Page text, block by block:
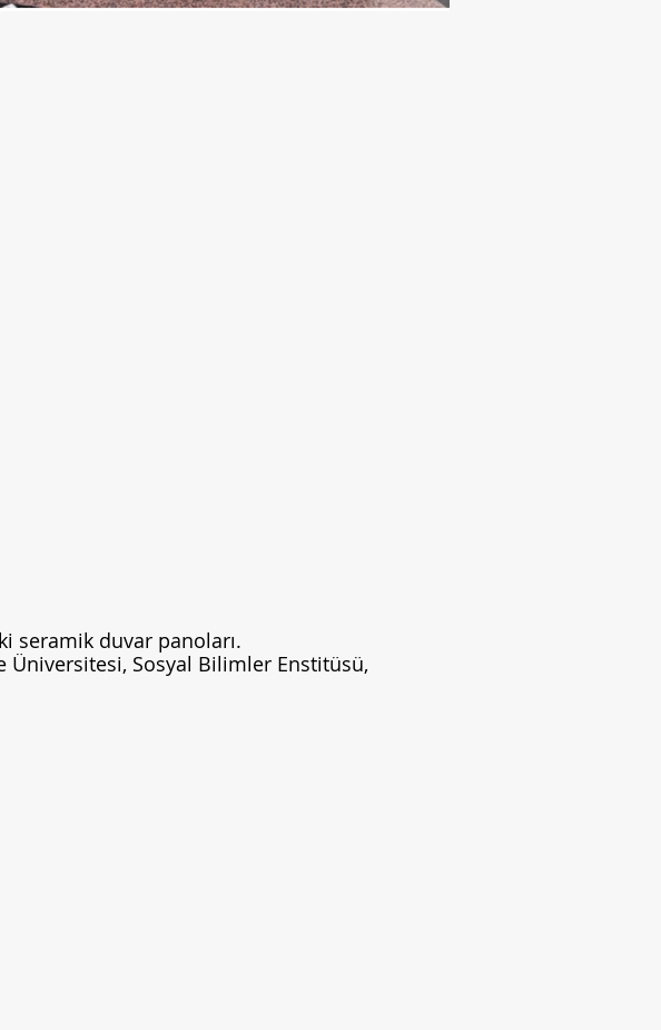
seramik duvar panoları.
Üniversitesi, Sosyal Bilimler Enstitüsü,